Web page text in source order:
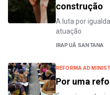
construção
A luta por
atuação
IRAPUÃ SANTANA
REFORMA
Por uma